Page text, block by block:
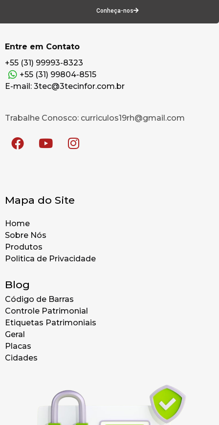
Conheça-nos
Entre em Contato
+55 (31) 99993-8323
+55 (31) 99804-8515
E-mail: 3tec@3tecinfor.com.br
Trabalhe Conosco: curriculos19rh@gmail.com
Mapa do Site
Home
Sobre Nós
Produtos
Politica de Privacidade
Blog
Código de Barras
Controle Patrimonial
Etiquetas Patrimoniais
Geral
Placas
Cidades